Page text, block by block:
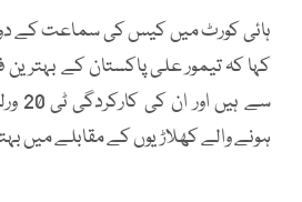
ہائی کورٹ میں کیس کی سماعت کے
کہا کہ تیمور علی پاکستان کے
سے
ہونے والے کھلاڑیوں کے مقابلے میں